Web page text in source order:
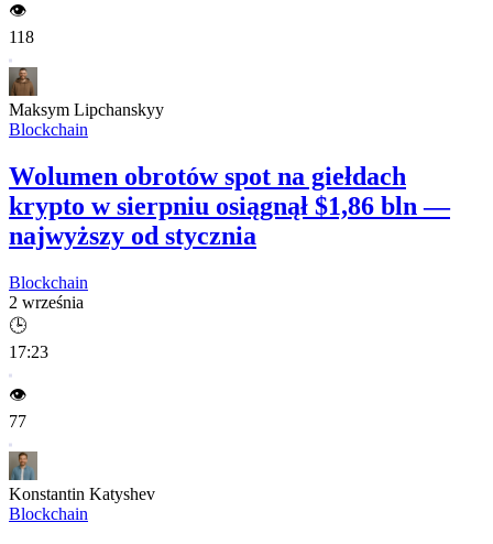
👁️
118
Maksym Lipchanskyy
Blockchain
Wolumen obrotów spot na giełdach
krypto w sierpniu osiągnął $1,86 bln —
najwyższy od stycznia
Blockchain
2 września
🕒
17:23
👁️
77
Konstantin Katyshev
Blockchain